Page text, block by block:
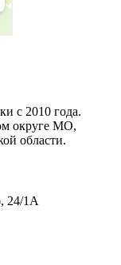
с 2010 года.
округе МО,
области.
24/1А